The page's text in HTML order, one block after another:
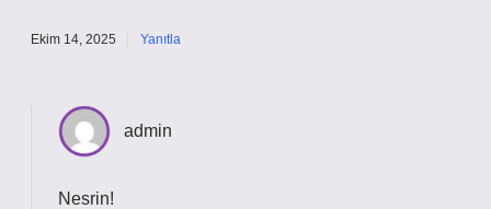
Ekim 14, 2025 Yanıtla
admin
Nesrin!